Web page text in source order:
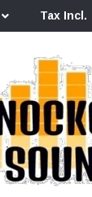
Tax Incl.